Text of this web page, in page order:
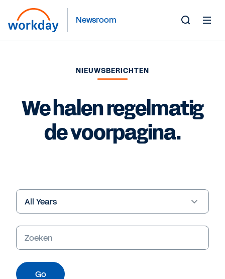
Newsroom
NIEUWSBERICHTEN
We halen regelmatig
de voorpagina.
Year
Trefwoorden
Go